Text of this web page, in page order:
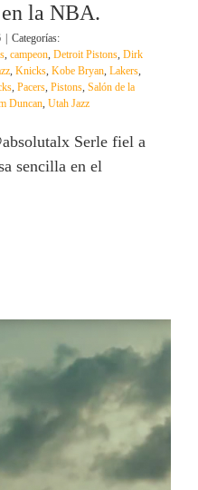
la NBA.
Categorías:
, campeon, Detroit Pistons, Dirk
, Knicks, Kobe Bryan, Lakers,
, Pacers, Pistons, Salón de la
Duncan, Utah Jazz
Serle fiel a
sencilla en el